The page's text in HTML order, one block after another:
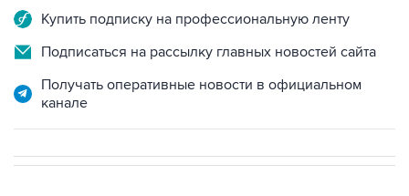
Купить подписку на профессиональную ленту
Подписаться на рассылку главных новостей сайта
Получать оперативные новости в официальном
канале